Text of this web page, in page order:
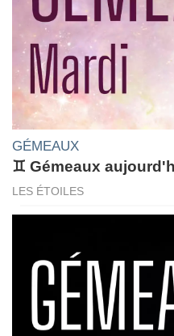
GÉMEAUX
♊ Gémeaux
LES ÉTOILES